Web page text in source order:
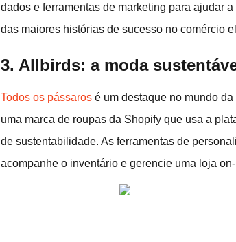
dados e ferramentas de marketing para ajudar
das maiores histórias de sucesso no comércio
3. Allbirds: a moda
Todos os pássaros é um destaque no mundo
uma marca de roupas da Shopify que usa a
de sustentabilidade. As ferramentas de
acompanhe o inventário e gerencie uma loja